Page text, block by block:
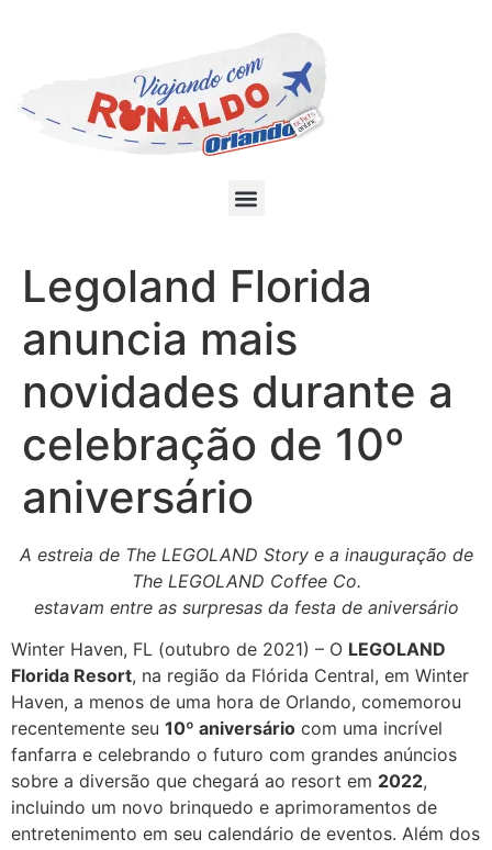
Legoland Florida
anuncia mais
novidades durante a
celebração de 10º
aniversário
A estreia de The LEGOLAND Story e a inauguração de
The LEGOLAND Coffee Co.
estavam entre as surpresas da festa de aniversário
Winter Haven, FL (outubro de 2021) – O LEGOLAND
Florida Resort, na região da Flórida Central, em Winter
Haven, a menos de uma hora de Orlando, comemorou
recentemente seu 10º aniversário com uma incrível
fanfarra e celebrando o futuro com grandes anúncios
sobre a diversão que chegará ao resort em 2022,
incluindo um novo brinquedo e aprimoramentos de
entretenimento em seu calendário de eventos. Além dos